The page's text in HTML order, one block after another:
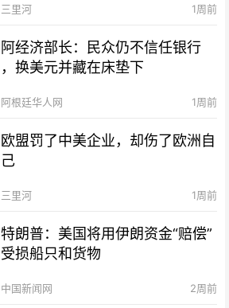
三里河 1周前
阿经济部长：民众仍不信任银行
，换美元并藏在床垫下
阿根廷华人网 1周前
欧盟罚了中美企业，却伤了欧洲自
己
三里河 1周前
特朗普：美国将用伊朗资金“赔偿”
受损船只和货物
中国新闻网 2周前